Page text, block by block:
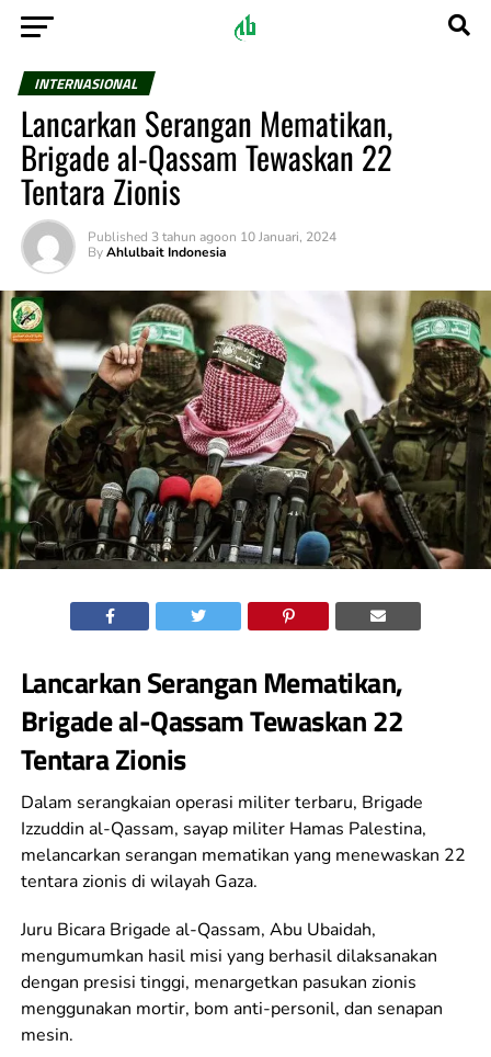
INTERNASIONAL
Lancarkan Serangan Mematikan,
Brigade al-Qassam Tewaskan 22
Tentara Zionis
Published 3 tahun agoon 10 Januari, 2024
By Ahlulbait Indonesia
Lancarkan Serangan Mematikan,
Brigade al-Qassam Tewaskan 22
Tentara Zionis
Dalam serangkaian operasi militer terbaru, Brigade
Izzuddin al-Qassam, sayap militer Hamas Palestina,
melancarkan serangan mematikan yang menewaskan 22
tentara zionis di wilayah Gaza.
Juru Bicara Brigade al-Qassam, Abu Ubaidah,
mengumumkan hasil misi yang berhasil dilaksanakan
dengan presisi tinggi, menargetkan pasukan zionis
menggunakan mortir, bom anti-personil, dan senapan
mesin.